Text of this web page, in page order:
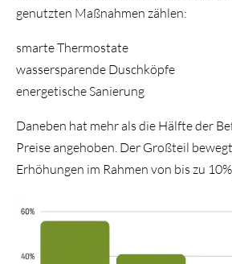
genutzten Maßnahmen zählen:
smarte Thermostate
wassersparende Duschköpfe
energetische Sanierung
Daneben hat mehr als die Hälfte der
Preise angehoben. Der Großteil
Erhöhungen im Rahmen von bis zu